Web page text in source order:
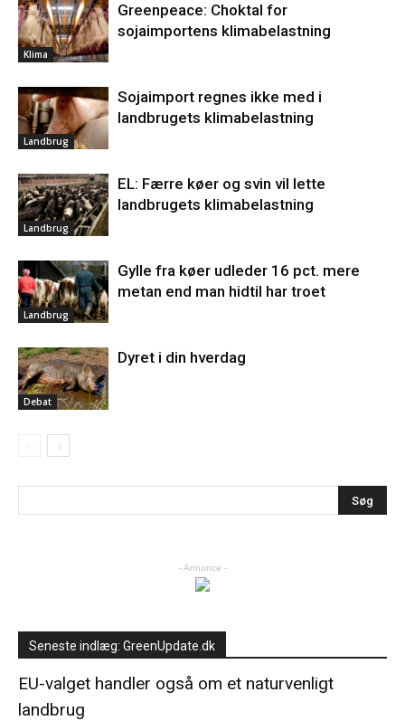
Klima
Greenpeace: Choktal for
sojaimportens klimabelastning
Landbrug
Sojaimport regnes ikke med i
landbrugets klimabelastning
Landbrug
EL: Færre køer og svin vil lette
landbrugets klimabelastning
Landbrug
Gylle fra køer udleder 16 pct. mere
metan end man hidtil har troet
Debat
Dyret i din hverdag
- Annonce -
Seneste indlæg: GreenUpdate.dk
EU-valget handler også om et naturvenligt
landbrug